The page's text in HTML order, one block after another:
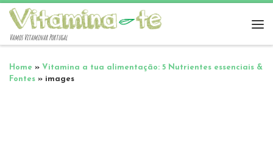
Vamos Vitaminar Portugal
Home » Vitamina a tua alimentação: 5 Nutrientes essenciais &
Fontes » images